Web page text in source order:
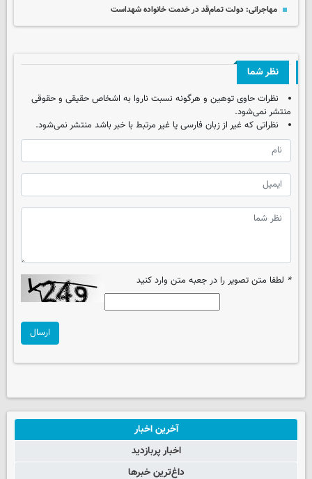
مهاجرانی: دولت تمام‌قد در خدمت خانواده شهداست
نظر شما
نظرات حاوی توهین و هرگونه نسبت ناروا به اشخاص حقیقی و حقوقی
منتشر نمی‌شود.
نظراتی که غیر از زبان فارسی یا غیر مرتبط با خبر باشد منتشر نمی‌شود.
* لطفا متن تصویر را در جعبه متن وارد کنید
ارسال
آخرین اخبار
اخبار پربازدید
داغ‌ترین خبرها